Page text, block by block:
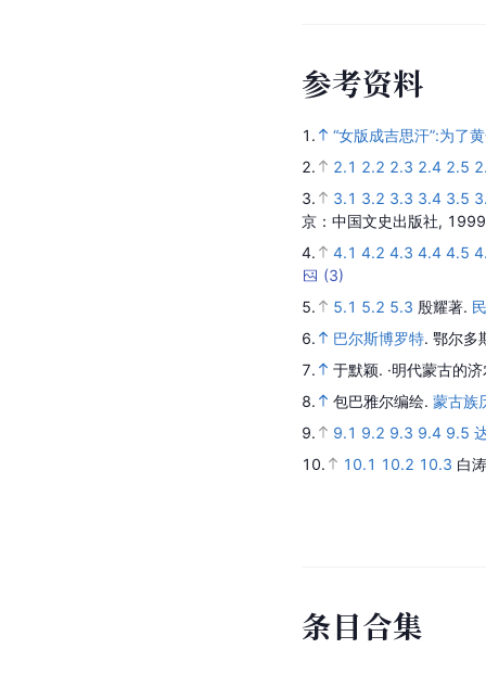
参考资料
1.
“女版成吉思汗”:为了
2.
2.1 2.2 2.3 2.4 2.5
3.
3.1 3.2 3.3 3.4 3.5
京：中国文史出版社,
4.
4.1 4.2 4.3 4.4 4.5
(3)
5.
5.1 5.2 5.3 殷耀著.
6.
巴尔斯博罗特. 鄂尔多
7.
于默颖. ·明代蒙古的
8.
包巴雅尔编绘. 蒙古族
9.
9.1 9.2 9.3 9.4 9.5
10.
10.1 10.2 10.3 白
条目合集